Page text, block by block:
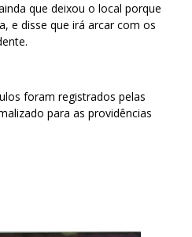
que deixou o local porque
e disse que irá arcar com os
foram registrados pelas
para as providências